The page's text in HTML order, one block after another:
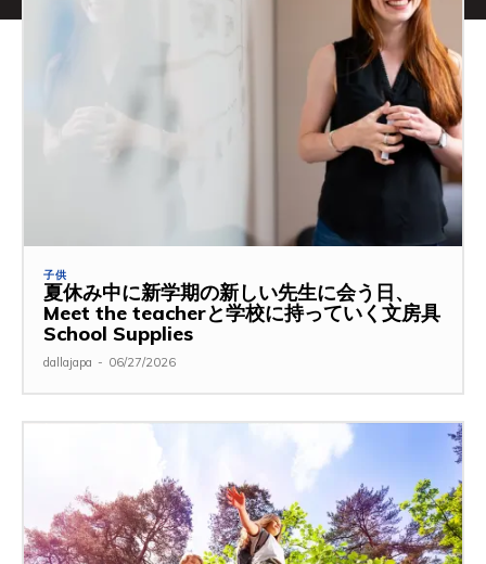
子供
夏休み中に新学期の新しい先生に会う日、
Meet the teacherと学校に持っていく文房具
School Supplies
dallajapa - 06/27/2026